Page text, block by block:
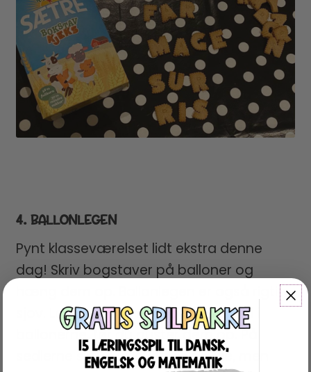
4. BALLONLEGEN
Pynt klasseværelset lidt ekstra denne
dag! Skriv bogstaver på balloner og
hæng dem op. Ballonlegen er også rigtig
sjov. Læg sedler med bogstaver ind i
ballonerne, før du puster dem op. På
sedlerne skrives elevernes navne, men